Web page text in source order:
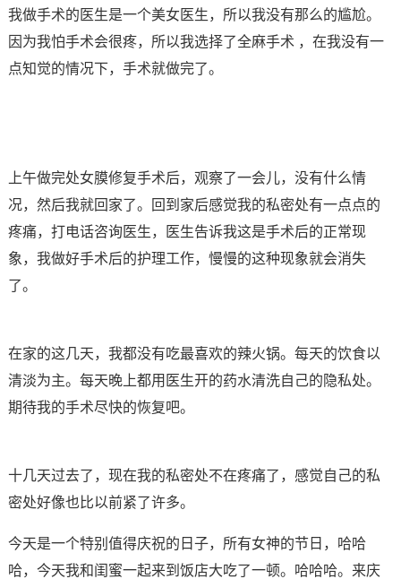
我做手术的医生是一个美女医生，所以我没有那么的尴尬。
因为我怕手术会很疼，所以我选择了全麻手术 ，在我没有一
点知觉的情况下，手术就做完了。
上午做完处女膜修复手术后，观察了一会儿，没有什么情
况，然后我就回家了。回到家后感觉我的私密处有一点点的
疼痛，打电话咨询医生，医生告诉我这是手术后的正常现
象，我做好手术后的护理工作，慢慢的这种现象就会消失
了。
在家的这几天，我都没有吃最喜欢的辣火锅。每天的饮食以
清淡为主。每天晚上都用医生开的药水清洗自己的隐私处。
期待我的手术尽快的恢复吧。
十几天过去了，现在我的私密处不在疼痛了，感觉自己的私
密处好像也比以前紧了许多。
今天是一个特别值得庆祝的日子，所有女神的节日，哈哈
哈，今天我和闺蜜一起来到饭店大吃了一顿。哈哈哈。来庆